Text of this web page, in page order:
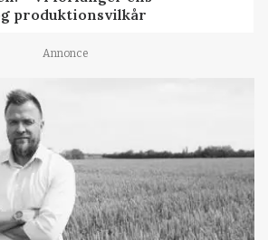
produktionsvilkår
Annonce